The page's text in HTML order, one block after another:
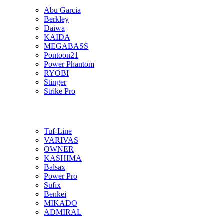
Abu Garcia
Berkley
Daiwa
KAIDA
MEGABASS
Pontoon21
Power Phantom
RYOBI
Stinger
Strike Pro
Tuf-Line
VARIVAS
OWNER
KASHIMA
Balsax
Power Pro
Sufix
Benkei
MIKADO
ADMIRAL